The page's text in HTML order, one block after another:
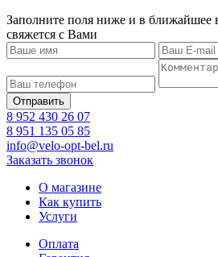
Заполните поля ниже и в ближайшее
свяжется с Вами
8 952 430 26 07
8 951 135 05 85
info@velo-opt-bel.ru
Заказать звонок
О магазине
Как купить
Услуги
Оплата